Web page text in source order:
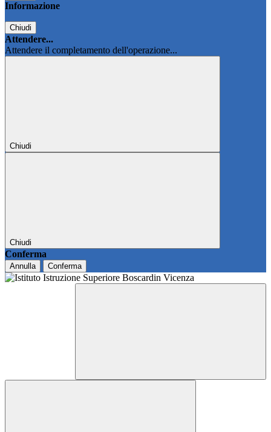
Informazione
Chiudi
Attendere...
Attendere il completamento dell'operazione...
Chiudi
Chiudi
Conferma
Annulla Conferma